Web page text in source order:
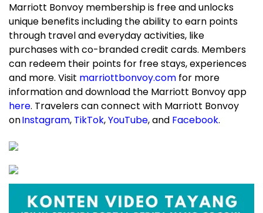
Marriott Bonvoy membership is free and unlocks
unique benefits including the ability to earn points
through travel and everyday activities, like
purchases with co-branded credit cards. Members
can redeem their points for free stays, experiences
and more. Visit marriottbonvoy.com for more
information and download the Marriott Bonvoy app
here. Travelers can connect with Marriott Bonvoy
onInstagram, TikTok,YouTube, and Facebook.